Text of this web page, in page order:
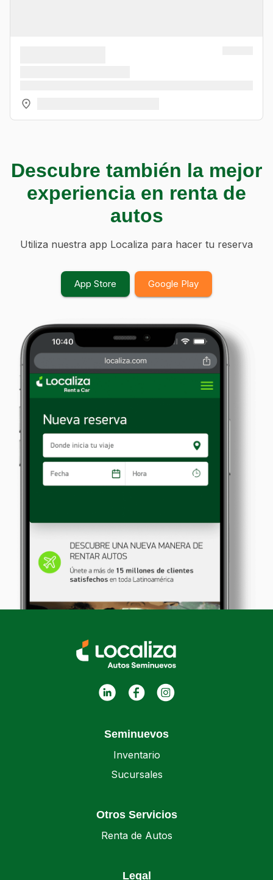
Descubre también la mejor
experiencia en renta de
autos
Utiliza nuestra app Localiza para hacer tu reserva
App Store Google Play
Seminuevos
Inventario
Sucursales
Otros Servicios
Renta de Autos
Legal